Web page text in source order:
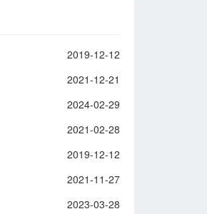
2019-12-12
2021-12-21
2024-02-29
2021-02-28
2019-12-12
2021-11-27
2023-03-28